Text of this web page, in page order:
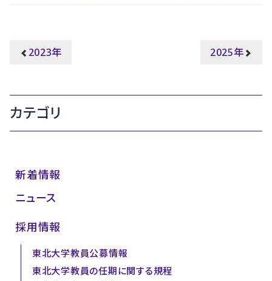
2023年 2025年
カテゴリ
新着情報
ニュース
採用情報
東北大学教員公募情報
東北大学教員の任期に関する規程